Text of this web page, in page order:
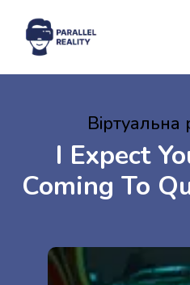
Віртуальна
I Expect
Coming To